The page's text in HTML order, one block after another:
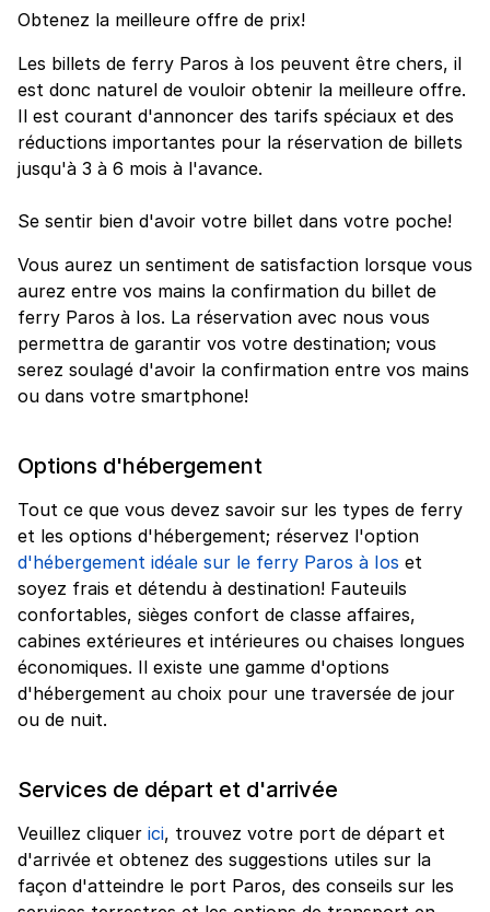
Obtenez la meilleure offre de prix!
Les billets de ferry Paros à Ios peuvent être chers, il
est donc naturel de vouloir obtenir la meilleure offre.
Il est courant d'annoncer des tarifs spéciaux et des
réductions importantes pour la réservation de billets
jusqu'à 3 à 6 mois à l'avance.
Se sentir bien d'avoir votre billet dans votre poche!
Vous aurez un sentiment de satisfaction lorsque vous
aurez entre vos mains la confirmation du billet de
ferry Paros à Ios. La réservation avec nous vous
permettra de garantir vos votre destination; vous
serez soulagé d'avoir la confirmation entre vos mains
ou dans votre smartphone!
Options d'hébergement
Tout ce que vous devez savoir sur les types de ferry
et les options d'hébergement; réservez l'option
d'hébergement idéale sur le ferry Paros à Ios et
soyez frais et détendu à destination! Fauteuils
confortables, sièges confort de classe affaires,
cabines extérieures et intérieures ou chaises longues
économiques. Il existe une gamme d'options
d'hébergement au choix pour une traversée de jour
ou de nuit.
Services de départ et d'arrivée
Veuillez cliquer ici, trouvez votre port de départ et
d'arrivée et obtenez des suggestions utiles sur la
façon d'atteindre le port Paros, des conseils sur les